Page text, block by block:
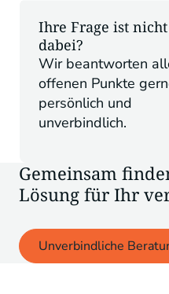
Ihre Frage ist nicht
dabei?
Wir beantworten
offenen Punkte
persönlich und
unverbindlich.
Gemeinsam
Lösung für Ihr
Unverbindliche